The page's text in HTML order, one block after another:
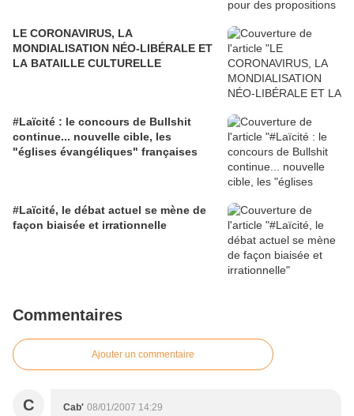
LE CORONAVIRUS, LA
MONDIALISATION NÉO-LIBÉRALE ET
LA BATAILLE CULTURELLE
#Laïcité : le concours de Bullshit
continue... nouvelle cible, les
"églises évangéliques" françaises
#Laïcité, le débat actuel se mène de
façon biaisée et irrationnelle
Commentaires
Ajouter un commentaire
C Cab' 08/01/2007 14:29